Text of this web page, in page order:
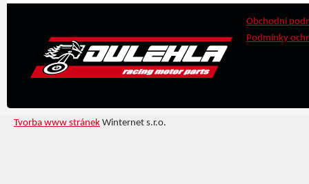
Obchodní
Podmínky
Tvorba www stránek Winternet s.r.o.